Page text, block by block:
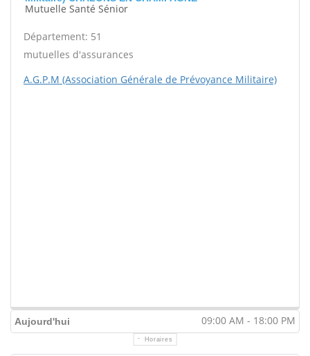
Mutuelle Santé Sénior
Département: 51
mutuelles d'assurances
A.G.P.M (Association Générale de Prévoyance Militaire)
Aujourd'hui 09:00 AM - 18:00 PM
Horaires